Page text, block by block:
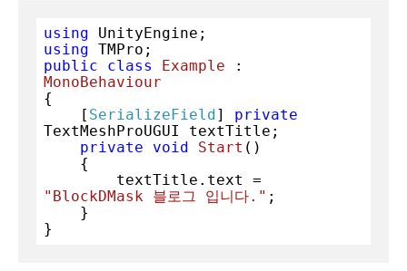
using
using
public
class Example
MonoBehaviour
{
    [
SerializeField] private
TextMeshProUGUI textTitle;
private
void Start ( )
"BlockDMask 블로그 입니다." ;
}